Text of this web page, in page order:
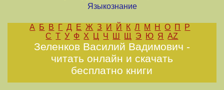
Языкознание
А Б В Г Д Е Ж З И Й К Л М Н О П
Р
С Т У Ф Х Ц Ч Ш Щ Э Ю Я AZ
Зеленков Василий Вадимович -
читать онлайн и скачать
бесплатно книги